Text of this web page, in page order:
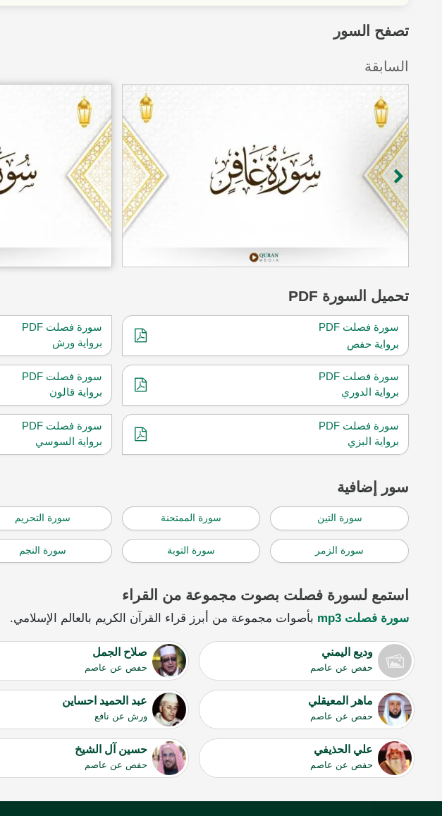
تصفح السور
السابقة
تحميل السورة PDF
سورة فصلت PDF
برواية حفص
سورة فصلت PDF
برواية ورش
سورة فصلت PDF
برواية الدوري
سورة فصلت PDF
برواية قالون
سورة فصلت PDF
برواية البزي
سورة فصلت PDF
برواية السوسي
سور إضافية
سورة التين سورة الممتحنة سورة التحريم
سورة الزمر سورة التوبة سورة النجم
استمع لسورة فصلت بصوت مجموعة من القراء
سورة فصلت mp3 بأصوات مجموعة من أبرز قراء القرآن الكريم بالعالم الإسلامي.
وديع اليمني
حفص عن عاصم
صلاح الجمل
حفص عن عاصم
ماهر المعيقلي
حفص عن عاصم
عبد الحميد احساين
ورش عن نافع
علي الحذيفي
حفص عن عاصم
حسين آل الشيخ
حفص عن عاصم